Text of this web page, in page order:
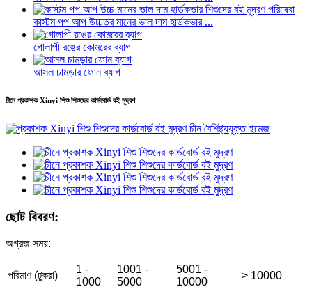
কাস্টম পপ আপ উচ্চতর মানের ভাল দাম হার্ডকভার ...
গোলাপী রঙের কোমরের ব্যাগ
আসল চামড়ার ফোন ব্যাগ
চীনে প্রকাশক Xinyi শিশু শিশুদের কার্ডবোর্ড বই মুদ্রণ
ছোট বিবরণ:
অগ্রজ সময়:
পরিমাণ (টুকরা)
1 -
1000
1001 -
5000
5001 -
10000
> 10000